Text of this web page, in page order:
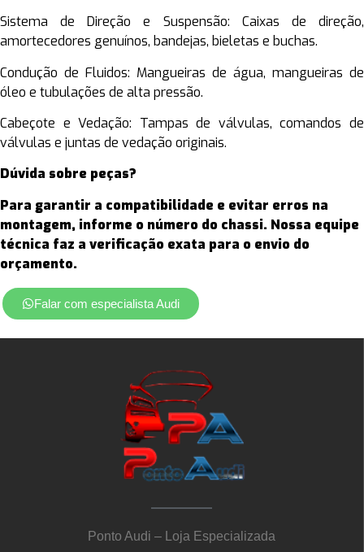
Sistema de Direção e Suspensão: Caixas de direção,
amortecedores genuínos, bandejas, bieletas e buchas.
Condução de Fluidos: Mangueiras de água, mangueiras de
óleo e tubulações de alta pressão.
Cabeçote e Vedação: Tampas de válvulas, comandos de
válvulas e juntas de vedação originais.
Dúvida sobre peças?
Para garantir a compatibilidade e evitar erros na
montagem, informe o número do chassi. Nossa equipe
técnica faz a verificação exata para o envio do
orçamento.
Falar com especialista Audi
Ponto Audi – Loja Especializada